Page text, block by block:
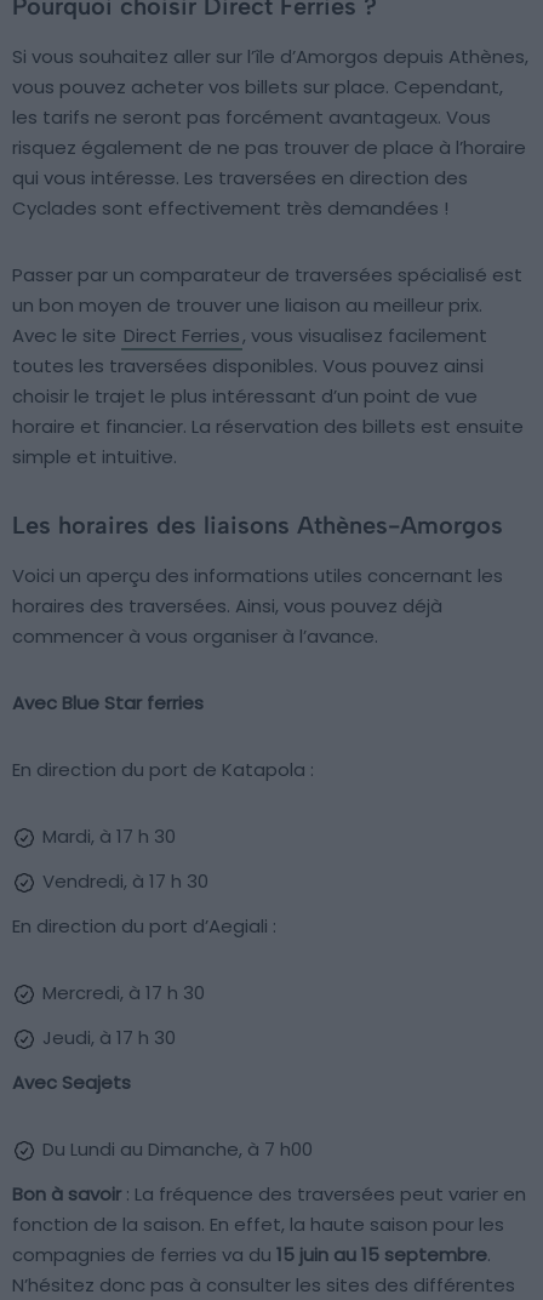
Pourquoi choisir Direct Ferries ?
Si vous souhaitez aller sur l’île d’Amorgos depuis Athènes,
vous pouvez acheter vos billets sur place. Cependant,
les tarifs ne seront pas forcément avantageux. Vous
risquez également de ne pas trouver de place à l’horaire
qui vous intéresse. Les traversées en direction des
Cyclades sont effectivement très demandées !
Passer par un comparateur de traversées spécialisé est
un bon moyen de trouver une liaison au meilleur prix.
Avec le site Direct Ferries, vous visualisez facilement
toutes les traversées disponibles. Vous pouvez ainsi
choisir le trajet le plus intéressant d’un point de vue
horaire et financier. La réservation des billets est ensuite
simple et intuitive.
Les horaires des liaisons Athènes-Amorgos
Voici un aperçu des informations utiles concernant les
horaires des traversées. Ainsi, vous pouvez déjà
commencer à vous organiser à l’avance.
Avec Blue Star ferries
En direction du port de Katapola :
Mardi, à 17 h 30
Vendredi, à 17 h 30
En direction du port d’Aegiali :
Mercredi, à 17 h 30
Jeudi, à 17 h 30
Avec Seajets
Du Lundi au Dimanche, à 7 h00
Bon à savoir : La fréquence des traversées peut varier en
fonction de la saison. En effet, la haute saison pour les
compagnies de ferries va du 15 juin au 15 septembre.
N’hésitez donc pas à consulter les sites des différentes